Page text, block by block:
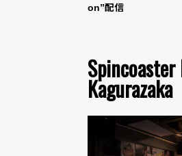
on”配信
Kagurazaka